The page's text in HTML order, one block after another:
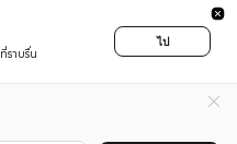
ราบรื่น
ไป